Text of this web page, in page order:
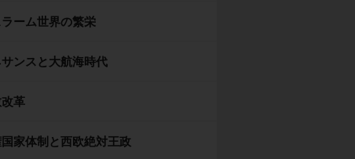
ーム世界の繁栄
サンスと大航海時代
革
家体制と西欧絶対王政